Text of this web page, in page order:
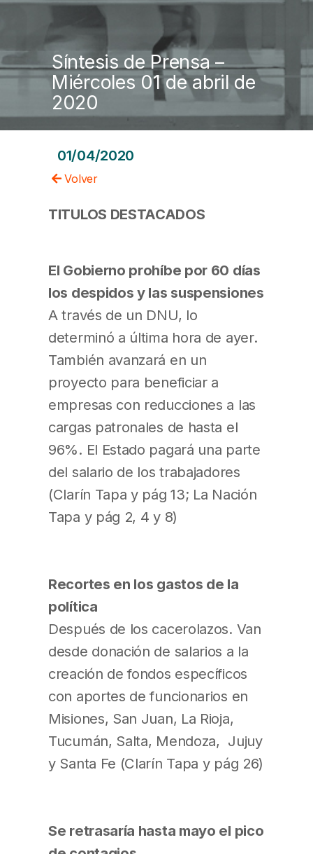
Síntesis de Prensa –
Miércoles 01 de abril de
2020
01/04/2020
Volver
TITULOS DESTACADOS
El Gobierno prohíbe por 60 días
los despidos y las suspensiones
A través de un DNU, lo
determinó a última hora de ayer.
También avanzará en un
proyecto para beneficiar a
empresas con reducciones a las
cargas patronales de hasta el
96%. El Estado pagará una parte
del salario de los trabajadores
(Clarín Tapa y pág 13; La Nación
Tapa y pág 2, 4 y 8)
Recortes en los gastos de la
política
Después de los cacerolazos. Van
desde donación de salarios a la
creación de fondos específicos
con aportes de funcionarios en
Misiones, San Juan, La Rioja,
Tucumán, Salta, Mendoza, Jujuy
y Santa Fe (Clarín Tapa y pág 26)
Se retrasaría hasta mayo el pico